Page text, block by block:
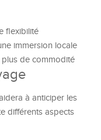
flexibilité
immersion locale
de commodité
à anticiper les
différents aspects